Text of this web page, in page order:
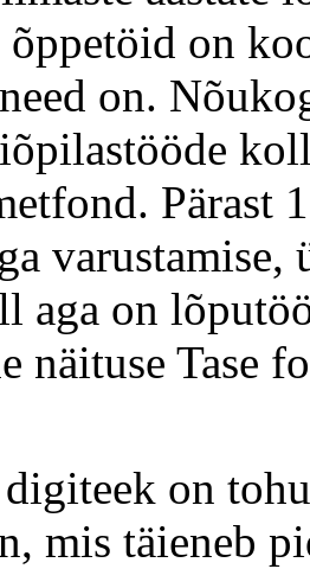
õppetöid on
on.
Pärast
varustamise,
aga on
näituse Tase
digiteek on
mis täieneb